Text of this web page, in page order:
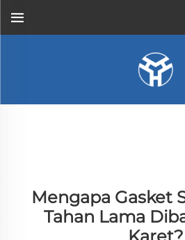
Mengapa Gasket
Tahan Lama